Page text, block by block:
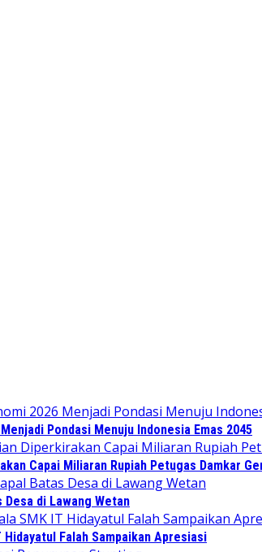
Pondasi Menuju Indonesia Emas 2045
Capai Miliaran Rupiah Petugas Damkar
di Lawang Wetan
Falah Sampaikan Apresiasi